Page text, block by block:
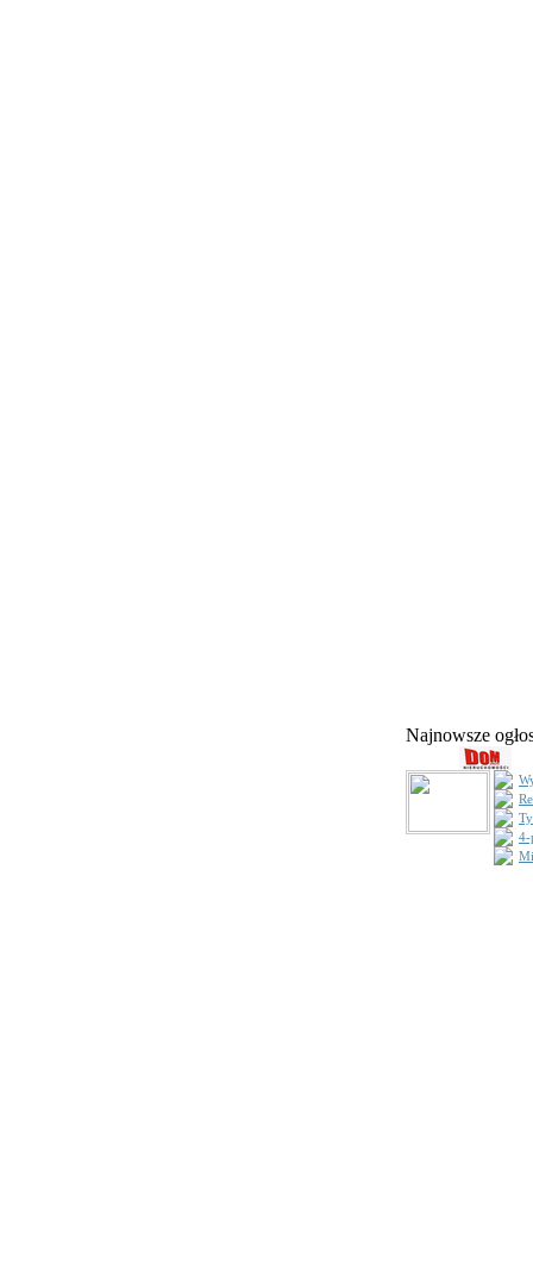
Najnowsze
4-